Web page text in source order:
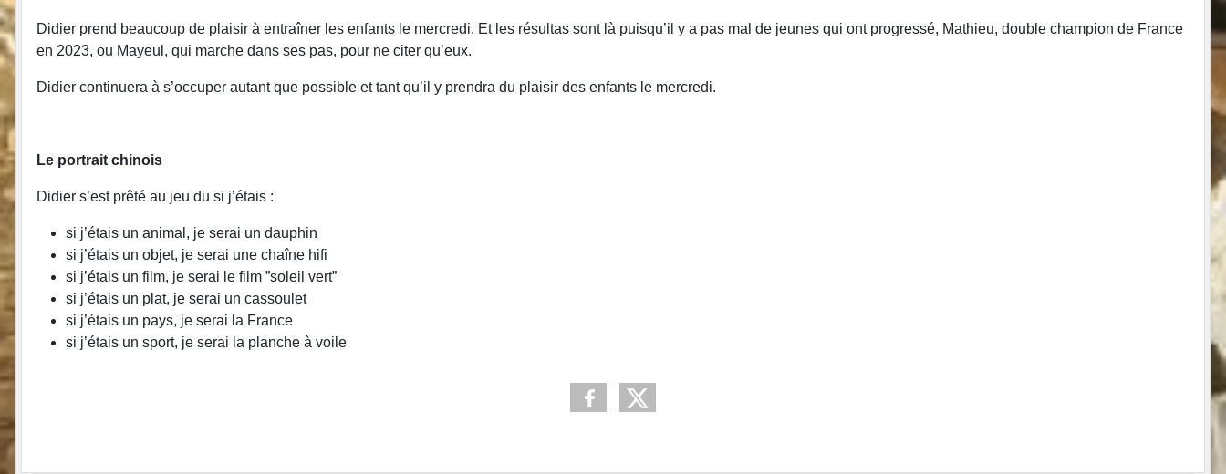
Didier prend beaucoup de plaisir à entraîner les enfants le mercredi. Et les résultas sont là puisqu’il y a pas mal de jeunes qui ont progressé, Mathieu, double champion de France
en 2023, ou Mayeul, qui marche dans ses pas, pour ne citer qu’eux.
Didier continuera à s’occuper autant que possible et tant qu’il y prendra du plaisir des enfants le mercredi.
Le portrait chinois
Didier s’est prêté au jeu du si j’étais :
si j’étais un animal, je serai un dauphin
si j’étais un objet, je serai une chaîne hifi
si j’étais un film, je serai le film ”soleil vert”
si j’étais un plat, je serai un cassoulet
si j’étais un pays, je serai la France
si j’étais un sport, je serai la planche à voile